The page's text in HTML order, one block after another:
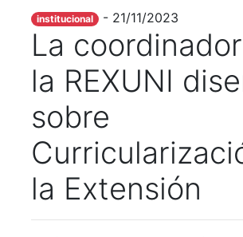
institucional - 21/11/2023
La
la REXUNI
sobre
la Extensión